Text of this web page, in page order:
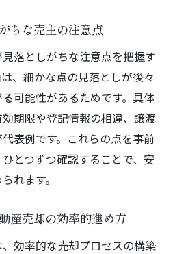
ちな売主の注意点
落としがちな注意点を把握す
、細かな点の見落としが後々
可能性があるためです。具体
期限や登記情報の相違、譲渡
表例です。これらの点を事前
とつずつ確認することで、安
れます。
産売却の効率的進め方
効率的な売却プロセスの構築